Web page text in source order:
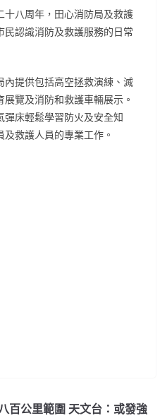
八周年，田心消防局及救護
認識消防及救護服務的日常
提供包括高空拯救演練、滅
覽及消防和救護車輛展示。
床輕鬆學習防火及安全知
救護人員的專業工作。
百公里範圍 天文台：或發強